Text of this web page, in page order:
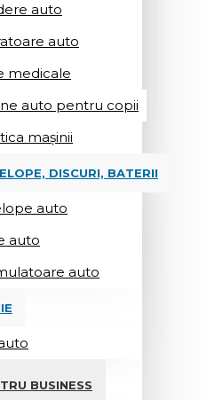
auto
auto
medicale
auto pentru copii
mașinii
DISCURI, BATERII
auto
auto
auto
BUSINESS